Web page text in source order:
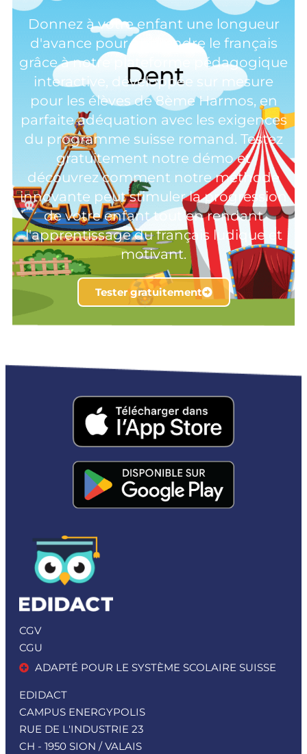
Donnez à votre enfant une longueur
d'avance pour apprendre le français
grâce à notre plateforme pédagogique
interactive, développée sur mesure
pour les élèves de 8ème Harmos, en
parfaite adéquation avec les exigences
du programme suisse romand. Testez
gratuitement notre démo et
découvrez comment notre méthode
innovante peut stimuler la progression
de votre enfant tout en rendant
l'apprentissage du français ludique et
motivant.
Tester gratuitement
CGV
CGU
ADAPTÉ POUR LE SYSTÈME SCOLAIRE SUISSE
EDIDACT
CAMPUS ENERGYPOLIS
RUE DE L'INDUSTRIE 23
CH - 1950 SION / VALAIS